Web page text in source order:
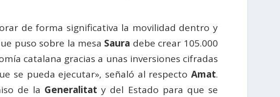
de forma significativa la movilidad dentro y
puso sobre la mesa Saura debe crear 105.000
catalana gracias a unas inversiones cifradas
se pueda ejecutar», señaló al respecto Amat.
de la Generalitat y del Estado para que se